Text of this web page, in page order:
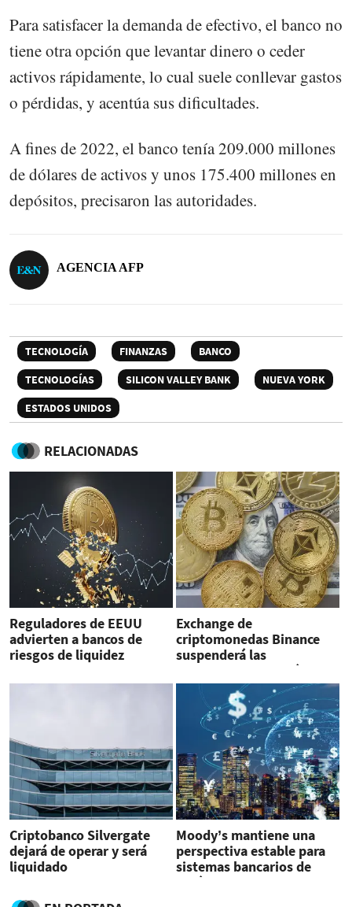
Para satisfacer la demanda de efectivo, el banco no
tiene otra opción que levantar dinero o ceder
activos rápidamente, lo cual suele conllevar gastos
o pérdidas, y acentúa sus dificultades.
A fines de 2022, el banco tenía 209.000 millones
de dólares de activos y unos 175.400 millones en
depósitos, precisaron las autoridades.
AGENCIA AFP
TECNOLOGÍA FINANZAS
BANCO
TECNOLOGÍAS
SILICON VALLEY BANK
NUEVA YORK
ESTADOS UNIDOS
RELACIONADAS
Reguladores de EEUU
advierten a bancos de
riesgos de liquidez
criptomonedas
Exchange de
criptomonedas Binance
suspenderá las
transferencias en dólares
Criptobanco Silvergate
dejará de operar y será
liquidado
Moody’s mantiene una
perspectiva estable para
sistemas bancarios de
América Latina